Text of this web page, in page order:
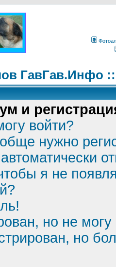
ГавГав.Инфо
и
войти?
нужно
я не
но не могу
но